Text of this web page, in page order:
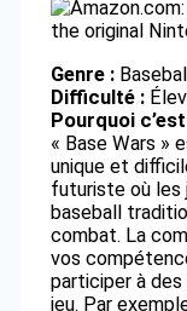
Genre :
Difficulté :
Pourquoi
« Base Wars »
unique et
futuriste où les
baseball
combat. La
vos
participer à
jeu. Par